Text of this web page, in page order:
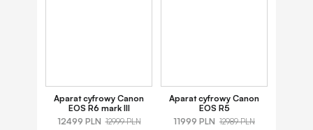
Aparat cyfrowy Canon
EOS R6 mark III
12499 PLN 12999 PLN
Aparat cyfrowy Canon
EOS R5
11999 PLN 12989 PLN